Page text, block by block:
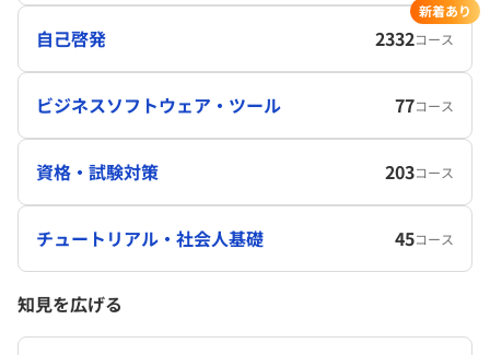
自己啓発 2332コース
新着あり
ビジネスソフトウェア・ツール 77コース
資格・試験対策 203コース
チュートリアル・社会人基礎 45コース
知見を広げる